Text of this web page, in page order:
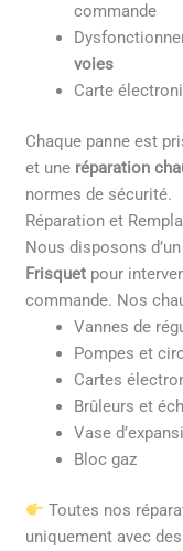
commande
voies
Carte
Chaque panne est
et une réparation
normes de sécurité.
Réparation et
Nous disposons
Frisquet pour
commande. Nos
Vannes de
Pompes et
Cartes
Brûleurs et
Vase
Bloc gaz
Toutes nos
uniquement avec des